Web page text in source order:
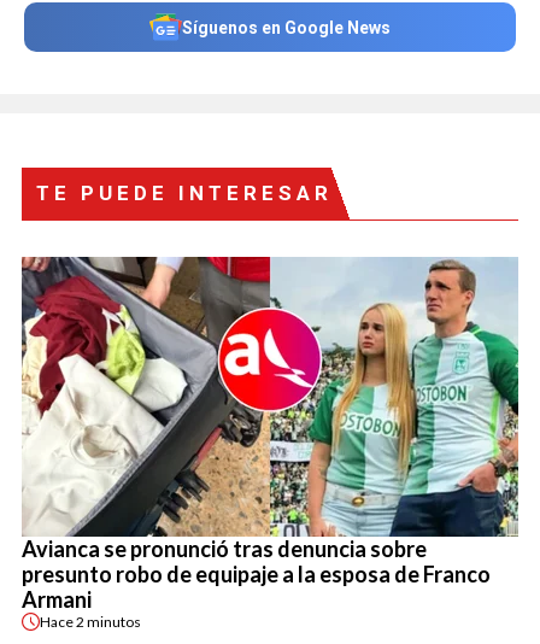
Síguenos en Google News
TE PUEDE INTERESAR
Avianca se pronunció tras denuncia sobre
presunto robo de equipaje a la esposa de Franco
Armani
Hace2 minutos